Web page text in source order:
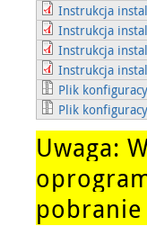
Instrukcja
Instrukcja
Instrukcja
Instrukcja
Plik
Plik
Uwaga: